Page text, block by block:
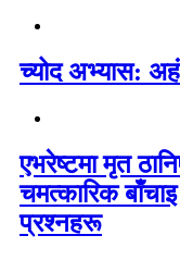
च्योद अभ्यास:
एभरेष्टमा मृत
चमत्कारिक
प्रश्नहरू